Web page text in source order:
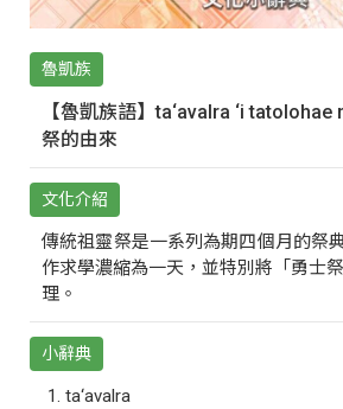
魯凱族
【魯凱族語】ta‘avalra ‘i
祭的由來
文化介紹
傳統祖靈祭是一系列為期四個月的祭
作求學濃縮為一天，並特別將「勇士
理。
小辭典
ta‘avalra